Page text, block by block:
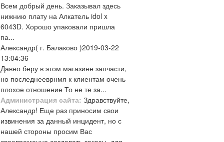
Всем добрый день. Заказывал здесь
нижнию плату на Алкатель idol x
6043D. Хорошо упаковали пришла
па...
Александр( г. Балаково )2019-03-22
13:04:36
Давно беру в этом магазине запчасти,
но последнееврнмя к клиентам очень
плохое отношение То не те за...
Администрация сайта: Здравствуйте,
Александр! Еще раз приносим свои
извинения за данный инцидент, но с
нашей стороны просим Вас